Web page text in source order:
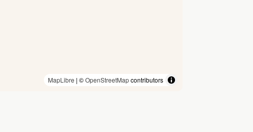
MapLibre | ©OpenStreetMapcontributors